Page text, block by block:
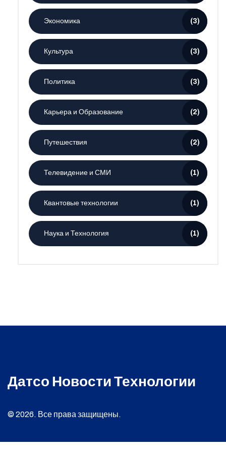
Экономика (3)
Культура (3)
Политика (3)
Карьера и Образование (2)
Путешествия (2)
Телевидение и СМИ (1)
Квантовые технологии (1)
Наука и Технология (1)
Датсо Новости Технологии
© 2026. Все права защищены.